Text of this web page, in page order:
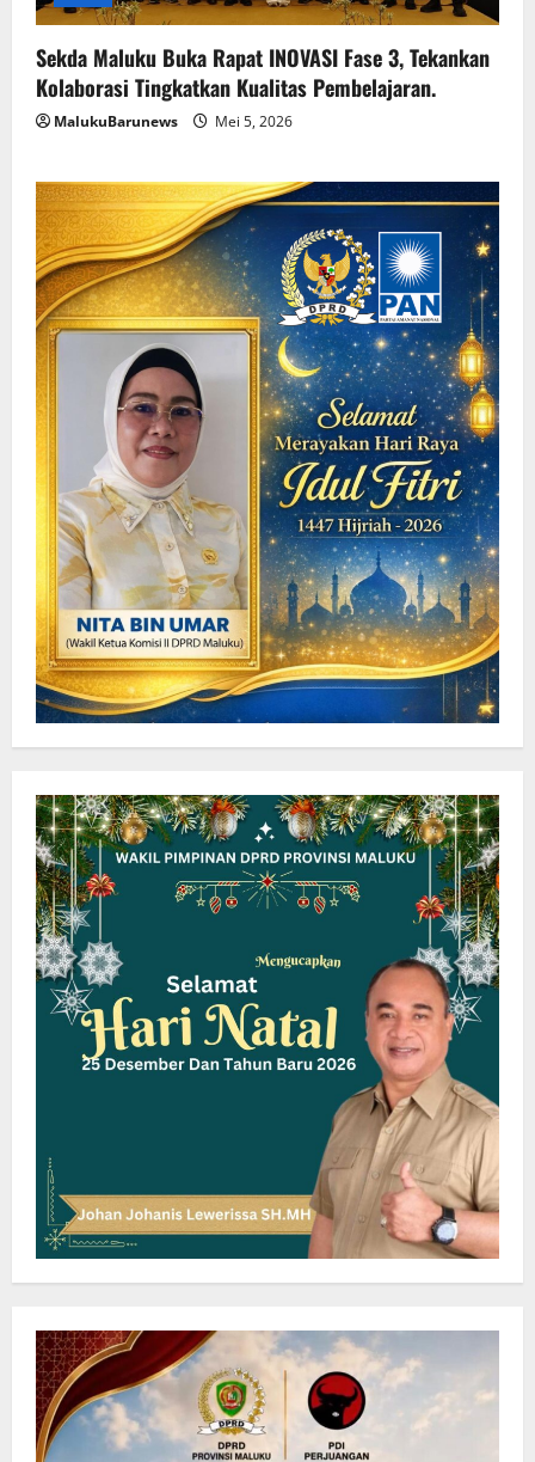
Sekda Maluku Buka Rapat INOVASI Fase 3, Tekankan
Kolaborasi Tingkatkan Kualitas Pembelajaran.
MalukuBarunews Mei 5, 2026